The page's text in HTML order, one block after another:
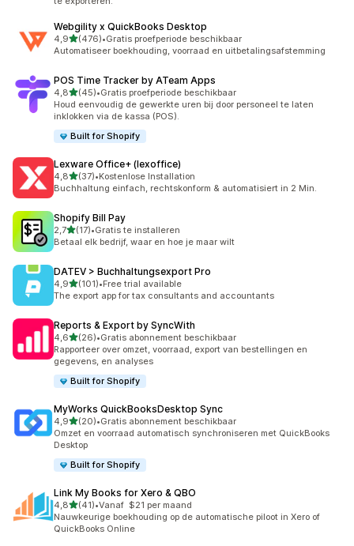
Webgility x QuickBooks Desktop
4,9van 5 sterren
(476)
476 recensies in totaal
•Gratis proefperiode beschikbaar
Automatiseer boekhouding, voorraad en uitbetalingsafstemming
POS Time Tracker by ATeam Apps
4,8van 5 sterren
(45)
45 recensies in totaal
•Gratis proefperiode beschikbaar
Houd eenvoudig de gewerkte uren bij door personeel te laten
inklokken via de kassa (POS).
Built for Shopify
Lexware Office+ (lexoffice)
4,8van 5 sterren
(37)
37 recensies in totaal
•Kostenlose Installation
Buchhaltung einfach, rechtskonform & automatisiert in 2 Min.
Shopify Bill Pay
2,7van 5 sterren
(17)
17 recensies in totaal
•Gratis te installeren
Betaal elk bedrijf, waar en hoe je maar wilt
DATEV > Buchhaltungsexport Pro
4,9van 5 sterren
(101)
101 recensies in totaal
•Free trial available
The export app for tax consultants and accountants
Reports & Export by SyncWith
4,6van 5 sterren
(26)
26 recensies in totaal
•Gratis abonnement beschikbaar
Rapporteer over omzet, voorraad, export van bestellingen en
gegevens, en analyses
Built for Shopify
MyWorks QuickBooksDesktop Sync
4,9van 5 sterren
(20)
20 recensies in totaal
•Gratis abonnement beschikbaar
Omzet en voorraad automatisch synchroniseren met QuickBooks
Desktop
Built for Shopify
Link My Books for Xero & QBO
4,8van 5 sterren
(41)
41 recensies in totaal
•Vanaf $21 per maand
Nauwkeurige boekhouding op de automatische piloot in Xero of
QuickBooks Online